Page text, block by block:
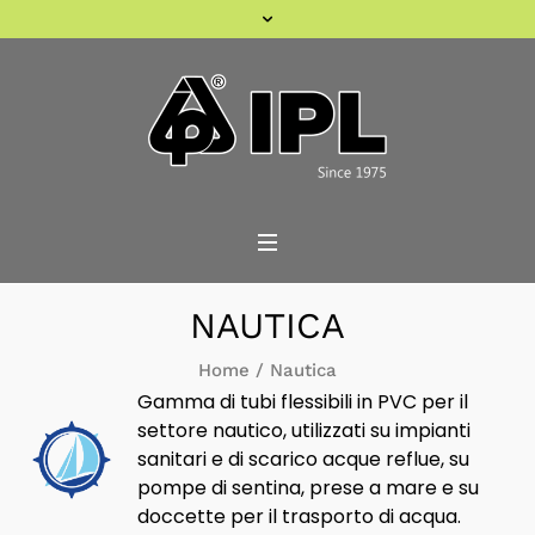
NAUTICA
Home / Nautica
Gamma di tubi flessibili in PVC per il
settore nautico, utilizzati su impianti
sanitari e di scarico acque reflue, su
pompe di sentina, prese a mare e su
doccette per il trasporto di acqua.